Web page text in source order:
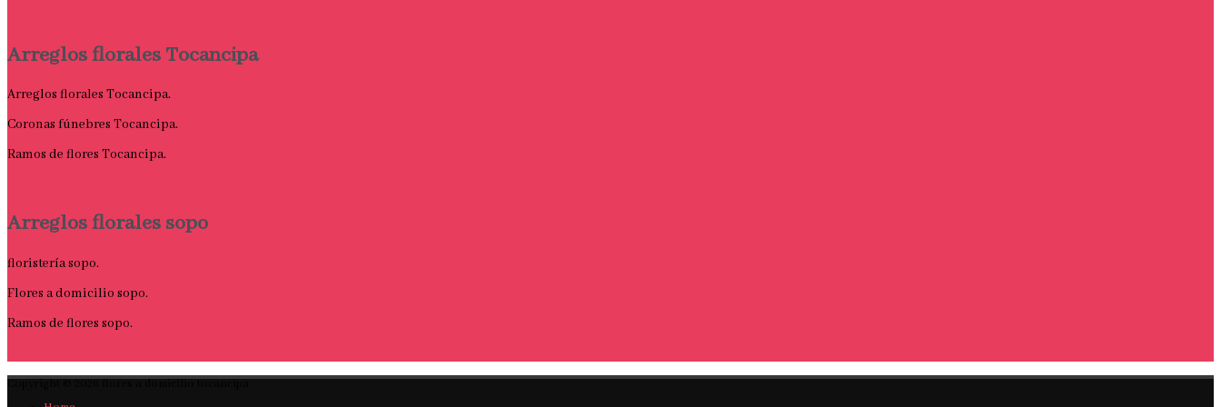
Arreglos florales Tocancipa
Arreglos florales Tocancipa.
Coronas fúnebres Tocancipa.
Ramos de flores Tocancipa.
Arreglos florales sopo
floristería sopo.
Flores a domicilio sopo.
Ramos de flores sopo.
Copyright © 2026flores a domicilio tocancipa